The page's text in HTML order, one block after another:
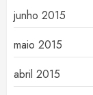
junho 2015
maio 2015
abril 2015